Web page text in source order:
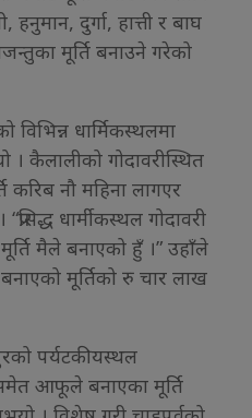
दुर्गा, हात्ती र बाघ
मूर्ति बनाउने गरेको
धार्मिकस्थलमा
कैलालीको गोदावरीस्थित
करिब नौ महिना लागएर
धार्मीकस्थल गोदावरी
मैले बनाएको हुँ ।” उहाँले
मूर्तिको रु चार लाख
पर्यटकीयस्थल
आफूले बनाएका मूर्ति